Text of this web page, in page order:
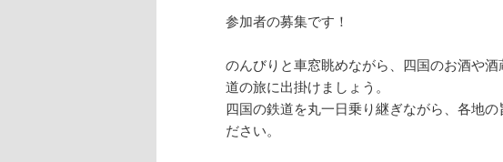
参加者の募集です！
のんびりと車窓眺めながら、四国のお酒や
道の旅に出掛けましょう。
四国の鉄道を丸一日乗り継ぎながら、各地
ださい。